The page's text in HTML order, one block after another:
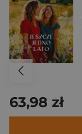
63,98 zł